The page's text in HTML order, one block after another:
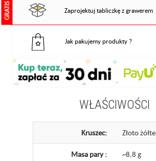
GRATIS Zaprojektuj tabliczkę z grawerem
Jak pakujemy produkty ?
WŁAŚCIWOŚCI
Kruszec: Złoto żółte
Masa pary : ~8,8 g